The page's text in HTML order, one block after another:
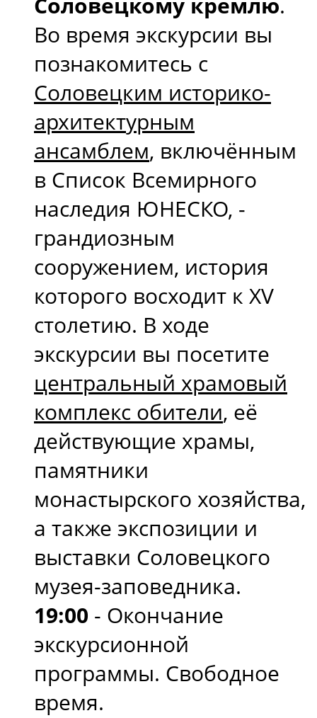
Во время экскурсии вы
познакомитесь с
Соловецким историко-
архитектурным
ансамблем, включённым
в Список Всемирного
наследия ЮНЕСКО, -
грандиозным
сооружением, история
которого восходит к XV
столетию. В ходе
экскурсии вы посетите
центральный храмовый
комплекс обители, её
действующие храмы,
памятники
монастырского хозяйства,
а также экспозиции и
выставки Соловецкого
музея-заповедника.
19:00 - Окончание
экскурсионной
программы. Свободное
время.